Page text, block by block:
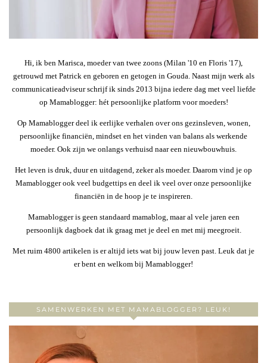
Hi, ik ben Marisca, moeder van twee zoons (Milan '10 en Floris '17),
getrouwd met Patrick en geboren en getogen in Gouda. Naast mijn werk als
communicatieadviseur schrijf ik sinds 2013 bijna iedere dag met veel liefde
op Mamablogger: hét persoonlijke platform voor moeders!
Op Mamablogger deel ik eerlijke verhalen over ons gezinsleven, wonen,
persoonlijke financiën, mindset en het vinden van balans als werkende
moeder. Ook zijn we onlangs verhuisd naar een nieuwbouwhuis.
Het leven is druk, duur en uitdagend, zeker als moeder. Daarom vind je op
Mamablogger ook veel budgettips en deel ik veel over onze persoonlijke
financiën in de hoop je te inspireren.
Mamablogger is geen standaard mamablog, maar al vele jaren een
persoonlijk dagboek dat ik graag met je deel en met mij meegroeit.
Met ruim 4800 artikelen is er altijd iets wat bij jouw leven past. Leuk dat je
er bent en welkom bij Mamablogger!
SAMENWERKEN MET MAMABLOGGER? LEUK!